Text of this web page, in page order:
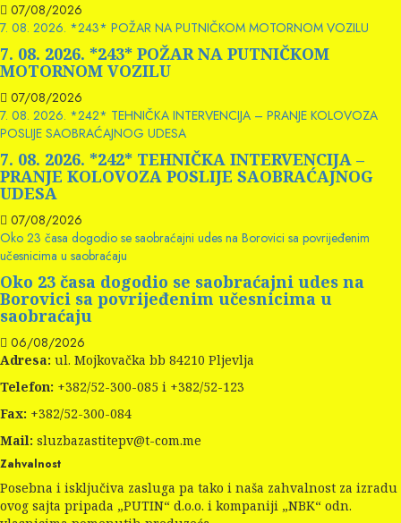
07/08/2026
7. 08. 2026. *243* POŽAR NA PUTNIČKOM MOTORNOM VOZILU
7. 08. 2026. *243* POŽAR NA PUTNIČKOM
MOTORNOM VOZILU
07/08/2026
7. 08. 2026. *242* TEHNIČKA INTERVENCIJA – PRANJE KOLOVOZA
POSLIJE SAOBRAĆAJNOG UDESA
7. 08. 2026. *242* TEHNIČKA INTERVENCIJA –
PRANJE KOLOVOZA POSLIJE SAOBRAĆAJNOG
UDESA
07/08/2026
Oko 23 časa dogodio se saobraćajni udes na Borovici sa povrijeđenim
učesnicima u saobraćaju
Oko 23 časa dogodio se saobraćajni udes na
Borovici sa povrijeđenim učesnicima u
saobraćaju
06/08/2026
Adresa: ul. Mojkovačka bb 84210 Pljevlja
Telefon: +382/52-300-085 i +382/52-123
Fax: +382/52-300-084
Mail: sluzbazastitepv@t-com.me
Zahvalnost
Posebna i isključiva zasluga pa tako i naša zahvalnost za izradu
ovog sajta pripada „PUTIN“ d.o.o. i kompaniji „NBK“ odn.